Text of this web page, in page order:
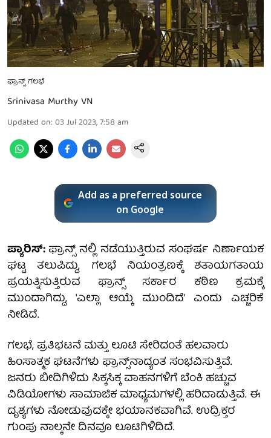
ಫ್ರಾನ್ಸ್ ಗಲಭೆ
Srinivasa Murthy VN
Updated on: 03 Jul 2023, 7:58 am
Add as a preferred source
on Google
ಪ್ಯಾರಿಸ್:ಫ್ರಾನ್ಸ್ ನಲ್ಲಿ ನಡೆಯುತ್ತಿರುವ ಸಂಘರ್ಷ ನಿರ್ಣಾಯಕ
ಘಟ್ಟ ತಲುಪಿದ್ದು, ಗಲಭೆ ನಿಯಂತ್ರಣಕ್ಕೆ ಶತಾಯಗತಾಯ
ಪ್ರಯತ್ನಿಸುತ್ತಿರುವ ಫ್ರಾನ್ಸ್ ಸರ್ಕಾರ ಕಠಿಣ ಕ್ರಮಕ್ಕೆ
ಮುಂದಾಗಿದ್ದು, 'ಎಲ್ಲಾ ಆಯ್ಕೆ ಮುಂದಿದೆ' ಎಂದು ಎಚ್ಚರಿಕೆ
ನೀಡಿದೆ.
ಗಲಭೆ, ಪ್ರತಿಭಟನೆ ಮತ್ತು ಲೂಟಿ ಸೇರಿದಂತೆ ಹಲವಾರು
ಹಿಂಸಾತ್ಮಕ ಘಟನೆಗಳು ಫ್ರಾನ್ಸ್‌ನಾದ್ಯಂತ ಸಂಭವಿಸುತ್ತಿವೆ.
ಜನರು ಬೀದಿಗಿಳಿದು ಸಿಕ್ಕಸಿಕ್ಕ ವಾಹನಗಳಿಗೆ ಬೆಂಕಿ ಹಚ್ಚುವ
ವಿಡಿಯೋಗಳು ಸಾಮಾಜಿಕ ಮಾಧ್ಯಮಗಳಲ್ಲಿ ಹರಿದಾಡುತ್ತಿವೆ. ಈ
ದೃಶ್ಯಗಳು ನೋಡುವುದಕ್ಕೇ ಭಯಾನಕವಾಗಿವೆ. ಉದ್ರಿಕ್ತರ
ಗುಂಪು ನಾಲ್ಕನೇ ದಿನವೂ ಲೂಟಿಗಿಳಿದಿದೆ.